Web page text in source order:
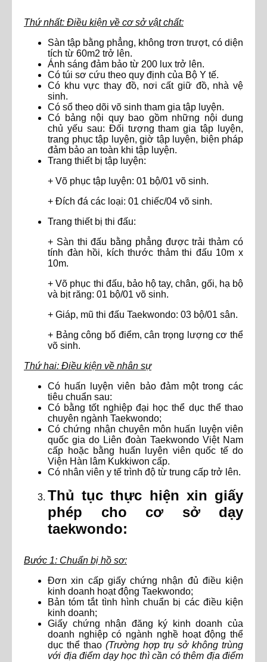
Thứ nhất: Điều kiện về cơ sở vật chất:
Sàn tập bằng phẳng, không trơn trượt, có diện
tích từ 60m2 trở lên.
Ánh sáng đảm bảo từ 200 lux trở lên.
Có túi sơ cứu theo quy định của Bộ Y tế.
Có khu vực thay đồ, nơi cất giữ đồ, nhà vệ
sinh.
Có sổ theo dõi võ sinh tham gia tập luyện.
Có bảng nội quy bao gồm những nội dung
chủ yếu sau: Đối tượng tham gia tập luyện,
trang phục tập luyện, giờ tập luyện, biện pháp
đảm bảo an toàn khi tập luyện.
Trang thiết bị tập luyện:
+ Võ phục tập luyện: 01 bộ/01 võ sinh.
+ Đích đá các loại: 01 chiếc/04 võ sinh.
Trang thiết bị thi đấu:
+ Sàn thi đấu bằng phẳng được trải thảm có
tính đàn hồi, kích thước thảm thi đấu 10m x
10m.
+ Võ phục thi đấu, bảo hộ tay, chân, gối, hạ bộ
và bịt răng: 01 bộ/01 võ sinh.
+ Giáp, mũ thi đấu Taekwondo: 03 bộ/01 sân.
+ Bảng công bố điểm, cân trọng lượng cơ thể
võ sinh.
Thứ hai: Điều kiện về nhân sự
Có huấn luyện viên bảo đảm một trong các
tiêu chuẩn sau:
Có bằng tốt nghiệp đại học thể dục thể thao
chuyên ngành Taekwondo;
Có chứng nhận chuyên môn huấn luyện viên
quốc gia do Liên đoàn Taekwondo Việt Nam
cấp hoặc bằng huấn luyện viên quốc tế do
Viện Hàn lâm Kukkiwon cấp.
Có nhân viên y tế trình độ từ trung cấp trở lên.
Thủ tục thực hiện xin giấy
phép cho cơ sở dạy
taekwondo:
Bước 1: Chuẩn bị hồ sơ:
Đơn xin cấp giấy chứng nhận đủ điều kiện
kinh doanh hoạt động Taekwondo;
Bản tóm tắt tình hình chuẩn bị các điều kiện
kinh doanh;
Giấy chứng nhận đăng ký kinh doanh của
doanh nghiệp có ngành nghề hoạt động thể
dục thể thao (Trường hợp trụ sở không trùng
với địa điểm dạy học thì cần có thêm địa điểm